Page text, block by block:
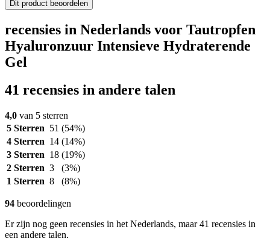
Dit product beoordelen
recensies in Nederlands voor Tautropfen
Hyaluronzuur Intensieve Hydraterende
Gel
41 recensies in andere talen
4,0 van 5 sterren
5 Sterren 51 (54%)
4 Sterren 14 (14%)
3 Sterren 18 (19%)
2 Sterren 3
(3%)
1 Sterren 8 (8%)
94 beoordelingen
Er zijn nog geen recensies in het Nederlands, maar 41 recensies in
een andere talen.